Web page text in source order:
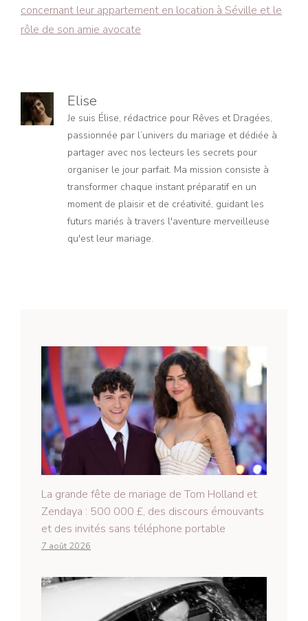
concernant leur appartement en location à Séville et le
rôle de son amie avocate
Elise
Je suis Élise, rédactrice pour Rêves et Dragées,
passionnée par l’univers du mariage et dédiée à
partager avec nos lecteurs les secrets pour
organiser le jour parfait. Ma mission consiste à
transformer chaque instant préparatif en un
moment de plaisir et de créativité, guidant les
futurs mariés à travers l'aventure merveilleuse
qu'est leur mariage.
La grande fête de mariage de Tom Holland et
Zendaya : 500 000 £, des discours émouvants
et des invités sans téléphone portable
7 août 2026